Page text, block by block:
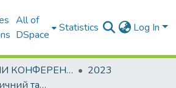
All of
DSpace
Statistics Log In
МАТЕРІАЛИ КОНФЕРЕНЦІЙ
2023
Обліково-аналітичний та економіко-фінансовий інструментарій управління сучасним підприємством: міжнародний досвід